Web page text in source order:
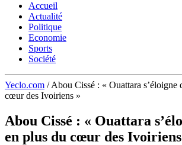
Accueil
Actualité
Politique
Economie
Sports
Société
Yeclo.com / Abou Cissé : « Ouattara s’éloigne
cœur des Ivoiriens »
Abou Cissé : « Ouattara
en plus du cœur des